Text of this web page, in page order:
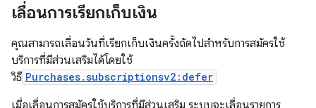
เลื่อนการเรียกเก็บเงิน
คุณสามารถเลื่อนวันที่เรียกเก็บเงินครั้งถัดไปสำหรับการสมัครใช้
บริการที่มีส่วนเสริมได้โดยใช้
วิธี Purchases.subscriptionsv2:defer
เมื่อเลื่อนการสมัครใช้บริการที่มีส่วนเสริม ระบบจะเลื่อนรายการ